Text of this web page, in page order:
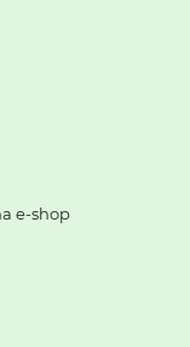
e-shop